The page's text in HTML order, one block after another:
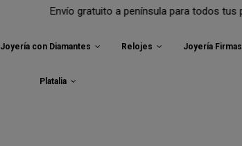
Envío gratuito a península para todos tus pedidos.
Joyería con Diamantes Relojes Joyería Firmas
Platalia